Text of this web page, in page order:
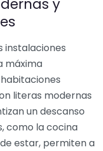
instalaciones
máxima
literas modernas
un descanso
como la cocina
estar, permiten a